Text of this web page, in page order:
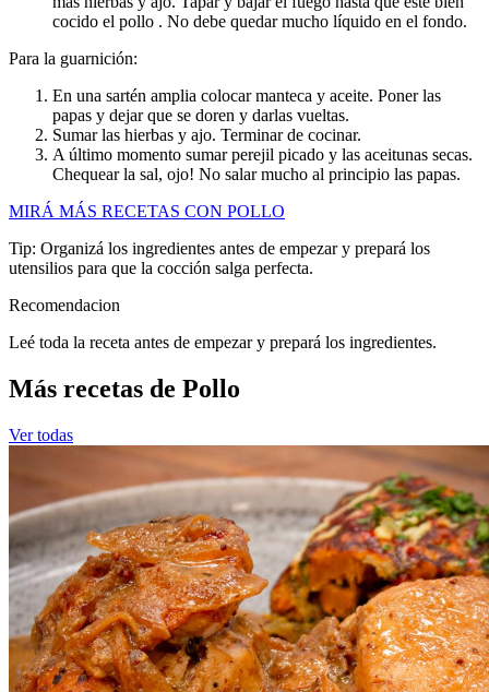
cocido el pollo . No debe quedar mucho líquido en el fondo.
Para la guarnición:
En una sartén amplia colocar manteca y aceite. Poner las
papas y dejar que se doren y darlas vueltas.
Sumar las hierbas y ajo. Terminar de cocinar.
A último momento sumar perejil picado y las aceitunas secas.
Chequear la sal, ojo! No salar mucho al principio las papas.
MIRÁ MÁS RECETAS CON POLLO
Tip: Organizá los ingredientes antes de empezar y prepará los
utensilios para que la cocción salga perfecta.
Recomendacion
Leé toda la receta antes de empezar y prepará los ingredientes.
Más recetas de Pollo
Ver todas